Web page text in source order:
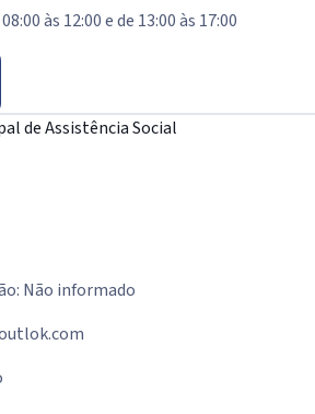
às 12:00 e de 13:00 às 17:00
de Assistência Social
Não informado